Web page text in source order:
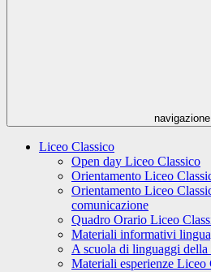
navigazione
Liceo Classico
Open day Liceo Classico
Orientamento Liceo
Orientamento Liceo
comunicazione
Quadro Orario Liceo
Materiali informativi
A scuola di linguaggi
Materiali esperienze Liceo